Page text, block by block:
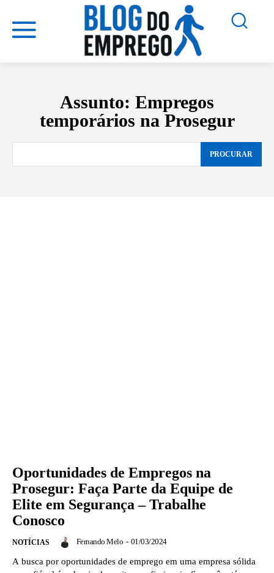
Assunto: Empregos
temporários na Prosegur
PROCURAR
Oportunidades de Empregos na
Prosegur: Faça Parte da Equipe de
Elite em Segurança – Trabalhe
Conosco
NOTÍCIAS Fernando Melo - 01/03/2024
A busca por oportunidades de emprego em uma empresa sólida